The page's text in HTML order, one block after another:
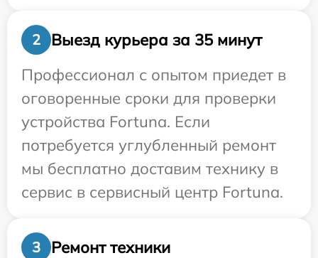
2
Выезд курьера за 35 минут
Профессионал с опытом приедет в
оговоренные сроки для проверки
устройства Fortuna. Если
потребуется углубленный ремонт
мы бесплатно доставим технику в
сервис в сервисный центр Fortuna.
3
Ремонт техники